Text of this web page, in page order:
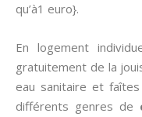
qu’à1 euro}.
En logement
gratuitement de la
eau sanitaire et
différents genres de